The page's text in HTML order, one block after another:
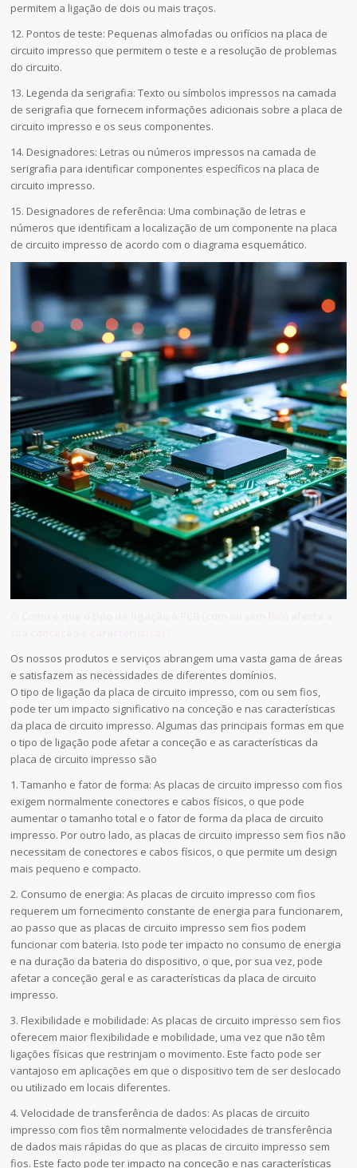
permitem a ligação de dois ou mais traços.
12. Pontos de teste: Pequenas almofadas ou orifícios na placa de
circuito impresso que permitem o teste e a resolução de problemas
do circuito.
13. Legenda da serigrafia: Texto ou símbolos impressos na camada
de serigrafia que fornecem informações adicionais sobre a placa de
circuito impresso e os seus componentes.
14. Designadores: Letras ou números impressos na camada de
serigrafia para identificar componentes específicos na placa de
circuito impresso.
15. Designadores de referência: Uma combinação de letras e
números que identificam a localização de um componente na placa
de circuito impresso de acordo com o diagrama esquemático.
Os nossos produtos e serviços abrangem uma vasta gama de áreas
e satisfazem as necessidades de diferentes domínios.
O tipo de ligação da placa de circuito impresso, com ou sem fios,
pode ter um impacto significativo na conceção e nas características
da placa de circuito impresso. Algumas das principais formas em que
o tipo de ligação pode afetar a conceção e as características da
placa de circuito impresso são
1. Tamanho e fator de forma: As placas de circuito impresso com fios
exigem normalmente conectores e cabos físicos, o que pode
aumentar o tamanho total e o fator de forma da placa de circuito
impresso. Por outro lado, as placas de circuito impresso sem fios não
necessitam de conectores e cabos físicos, o que permite um design
mais pequeno e compacto.
2. Consumo de energia: As placas de circuito impresso com fios
requerem um fornecimento constante de energia para funcionarem,
ao passo que as placas de circuito impresso sem fios podem
funcionar com bateria. Isto pode ter impacto no consumo de energia
e na duração da bateria do dispositivo, o que, por sua vez, pode
afetar a conceção geral e as características da placa de circuito
impresso.
3. Flexibilidade e mobilidade: As placas de circuito impresso sem fios
oferecem maior flexibilidade e mobilidade, uma vez que não têm
ligações físicas que restrinjam o movimento. Este facto pode ser
vantajoso em aplicações em que o dispositivo tem de ser deslocado
ou utilizado em locais diferentes.
4. Velocidade de transferência de dados: As placas de circuito
impresso com fios têm normalmente velocidades de transferência
de dados mais rápidas do que as placas de circuito impresso sem
fios. Este facto pode ter impacto na conceção e nas características